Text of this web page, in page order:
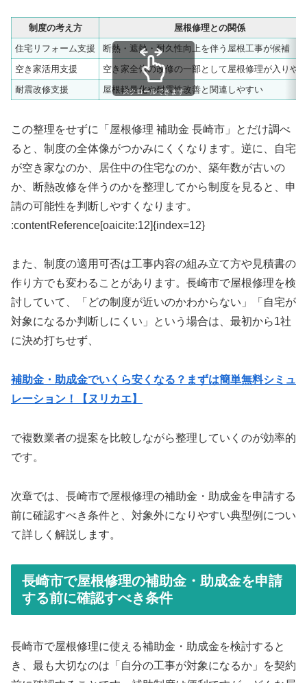
制度の考え方
屋根修理との関係
住宅リフォーム支援
断熱・遮熱・耐久性向上を伴う屋根工事が候補
空き家活用支援
空き家全体の改修の一部として屋根修理が入りや
耐震改修支援
屋根軽量化や耐震性改善と関連しやすい
スクロールできます
この整理をせずに「屋根修理 補助金 長崎市」とだけ調べ
ると、制度の全体像がつかみにくくなります。逆に、自宅
が空き家なのか、居住中の住宅なのか、築年数が古いの
か、断熱改修を伴うのかを整理してから制度を見ると、申
請の可能性を判断しやすくなります。
:contentReference[oaicite:12]{index=12}
また、制度の適用可否は工事内容の組み立て方や見積書の
作り方でも変わることがあります。長崎市で屋根修理を検
討していて、「どの制度が近いのかわからない」「自宅が
対象になるか判断しにくい」という場合は、最初から1社
に決め打ちせず、
補助金・助成金でいくら安くなる？まずは簡単無料シミュ
レーション！【ヌリカエ】
で複数業者の提案を比較しながら整理していくのが効率的
です。
次章では、長崎市で屋根修理の補助金・助成金を申請する
前に確認すべき条件と、対象外になりやすい典型例につい
て詳しく解説します。
長崎市で屋根修理の補助金・助成金を申請
する前に確認すべき条件
長崎市で屋根修理に使える補助金・助成金を検討すると
き、最も大切なのは「自分の工事が対象になるか」を契約